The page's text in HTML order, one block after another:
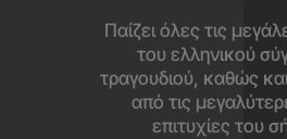
Παίζει όλες τις
του ελληνικού
τραγουδιού, καθώς
από τις
επιτυχίες του